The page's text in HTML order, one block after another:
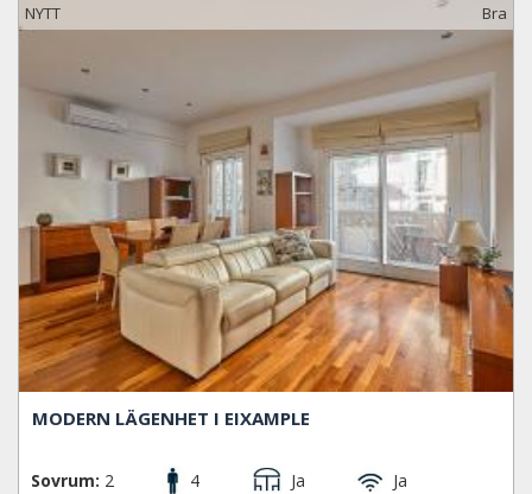
NYTT Bra
MODERN LÄGENHET I EIXAMPLE
Sovrum: 2 4 Ja
Ja